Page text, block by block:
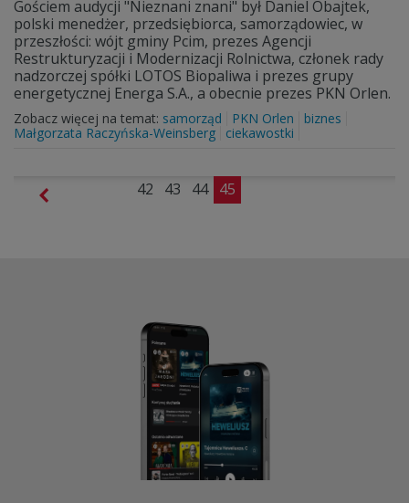
Gościem audycji "Nieznani znani" był Daniel Obajtek,
polski menedżer, przedsiębiorca, samorządowiec, w
przeszłości: wójt gminy Pcim, prezes Agencji
Restrukturyzacji i Modernizacji Rolnictwa, członek rady
nadzorczej spółki LOTOS Biopaliwa i prezes grupy
energetycznej Energa S.A., a obecnie prezes PKN Orlen.
Zobacz więcej na temat: samorząd PKN Orlen
biznes
Małgorzata Raczyńska-Weinsberg
ciekawostki
42 43 44 45